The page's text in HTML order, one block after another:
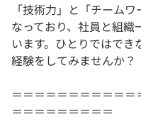
「技術力」と「チーム
なっており、社員と組
います。ひとりではで
経験をしてみませんか？
＝＝＝＝＝＝＝＝＝＝
＝＝＝＝＝＝＝＝＝